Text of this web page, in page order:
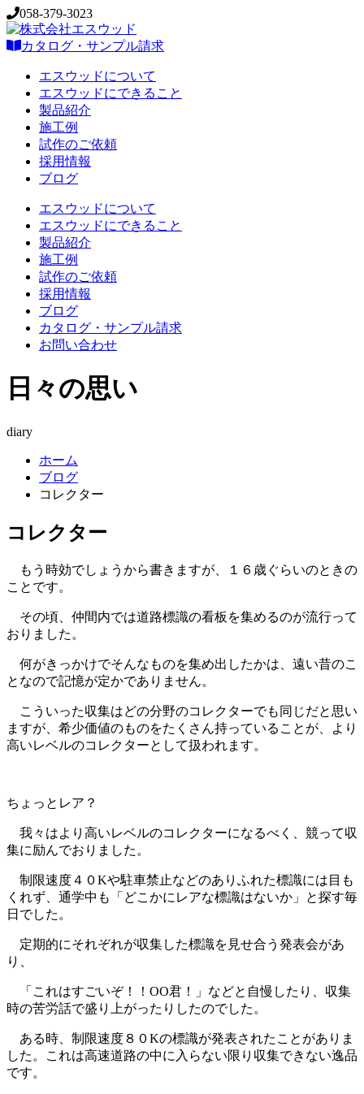
058-379-3023
カタログ・サンプル請求
エスウッドについて
エスウッドにできること
製品紹介
施工例
試作のご依頼
採用情報
ブログ
エスウッドについて
エスウッドにできること
製品紹介
施工例
試作のご依頼
採用情報
ブログ
カタログ・サンプル請求
お問い合わせ
日々の思い
diary
ホーム
ブログ
コレクター
コレクター
もう時効でしょうから書きますが、１６歳ぐらいのときの
ことです。
その頃、仲間内では道路標識の看板を集めるのが流行って
おりました。
何がきっかけでそんなものを集め出したかは、遠い昔のこ
となので記憶が定かでありません。
こういった収集はどの分野のコレクターでも同じだと思い
ますが、希少価値のものをたくさん持っていることが、より
高いレベルのコレクターとして扱われます。
ちょっとレア？
我々はより高いレベルのコレクターになるべく、競って収
集に励んでおりました。
制限速度４０Kや駐車禁止などのありふれた標識には目も
くれず、通学中も「どこかにレアな標識はないか」と探す毎
日でした。
定期的にそれぞれが収集した標識を見せ合う発表会があ
り、
「これはすごいぞ！！OO君！」などと自慢したり、収集
時の苦労話で盛り上がったりしたのでした。
ある時、制限速度８０Kの標識が発表されたことがありま
した。これは高速道路の中に入らない限り収集できない逸品
です。